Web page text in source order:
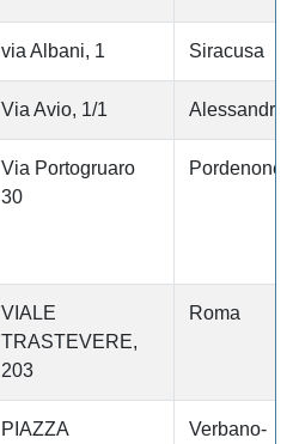
via Albani, 1 Siracusa
Via Avio, 1/1 Alessandria
Via Portogruaro
30
Pordenone
VIALE
TRASTEVERE,
203
Roma
PIAZZA
Verbano-